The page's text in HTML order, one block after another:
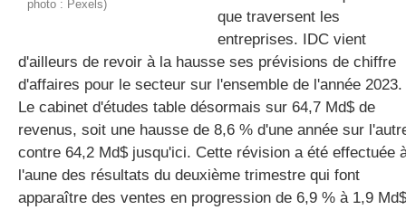
photo : Pexels)
que traversent les
entreprises. IDC vient
d'ailleurs de revoir à la hausse ses prévisions de chiffre
d'affaires pour le secteur sur l'ensemble de l'année 2023.
Le cabinet d'études table désormais sur 64,7 Md$de
revenus, soit une hausse de 8,6 % d'une année sur
contre 64,2 Md$jusqu'ici. Cette révision a été effectuée
l'aune des résultats du deuxième trimestre qui font
apparaître des ventes en progression de 6,9 % à 1,9 Md$